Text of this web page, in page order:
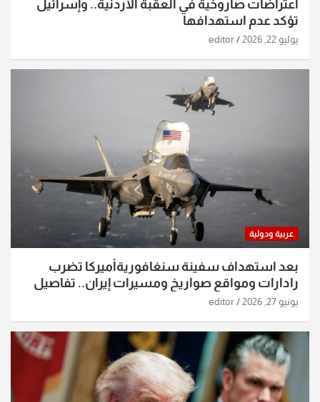
اعتراضات صاروخية في العقبة الأردنية.. وإسرائيل
تؤكد عدم استهدافها
يوليو 22, 2026 editor
عربية ودولية
بعد استهداف سفينة سنغافوريةأميركا تضرب
رادارات ومواقع صواريخ ومسيرات إيران.. تفاصيل
الساعات الماضية
يونيو 27, 2026 editor